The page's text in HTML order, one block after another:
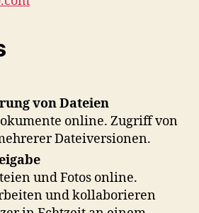
von Dateien
online. Zugriff von
Dateiversionen.
und Fotos online.
und kollaborieren